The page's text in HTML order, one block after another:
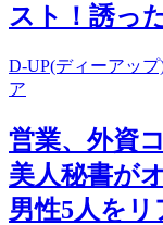
スト！誘っ
D-UP(ディーアッ
ア
営業、外資
美人秘書が
男性5人を